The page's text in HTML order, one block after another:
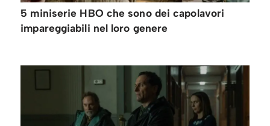
5 miniserie HBO che sono dei capolavori
impareggiabili nel loro genere